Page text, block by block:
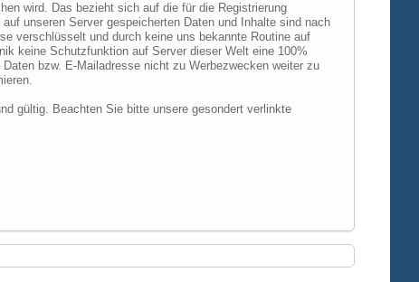
wird. Das bezieht sich auf die für die Registrierung
unseren Server gespeicherten Daten und Inhalte sind nach
verschlüsselt und durch keine uns bekannte Routine auf
keine Schutzfunktion auf Server dieser Welt eine 100%
bzw. E-Mailadresse nicht zu Werbezwecken weiter zu
gültig. Beachten Sie bitte unsere gesondert verlinkte